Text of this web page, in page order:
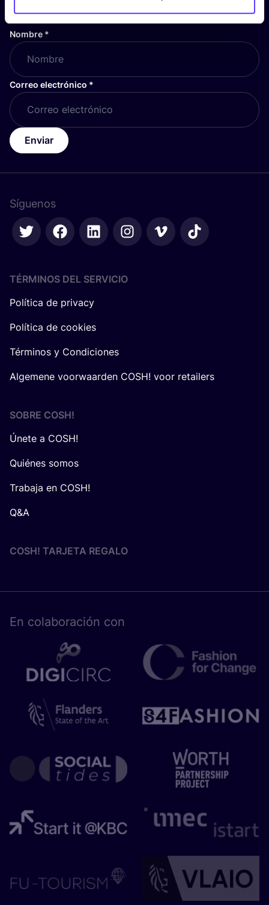
y mantente informado!
Nombre *
Correo electrónico *
Enviar
Síguenos
TÉRMINOS DEL SERVICIO
Política de privacy
Política de cookies
Términos y Condiciones
Algemene voorwaarden COSH! voor retailers
SOBRE COSH!
Únete a COSH!
Quiénes somos
Trabaja en COSH!
Q&A
COSH! TARJETA REGALO
En cola­bo­ra­ción con